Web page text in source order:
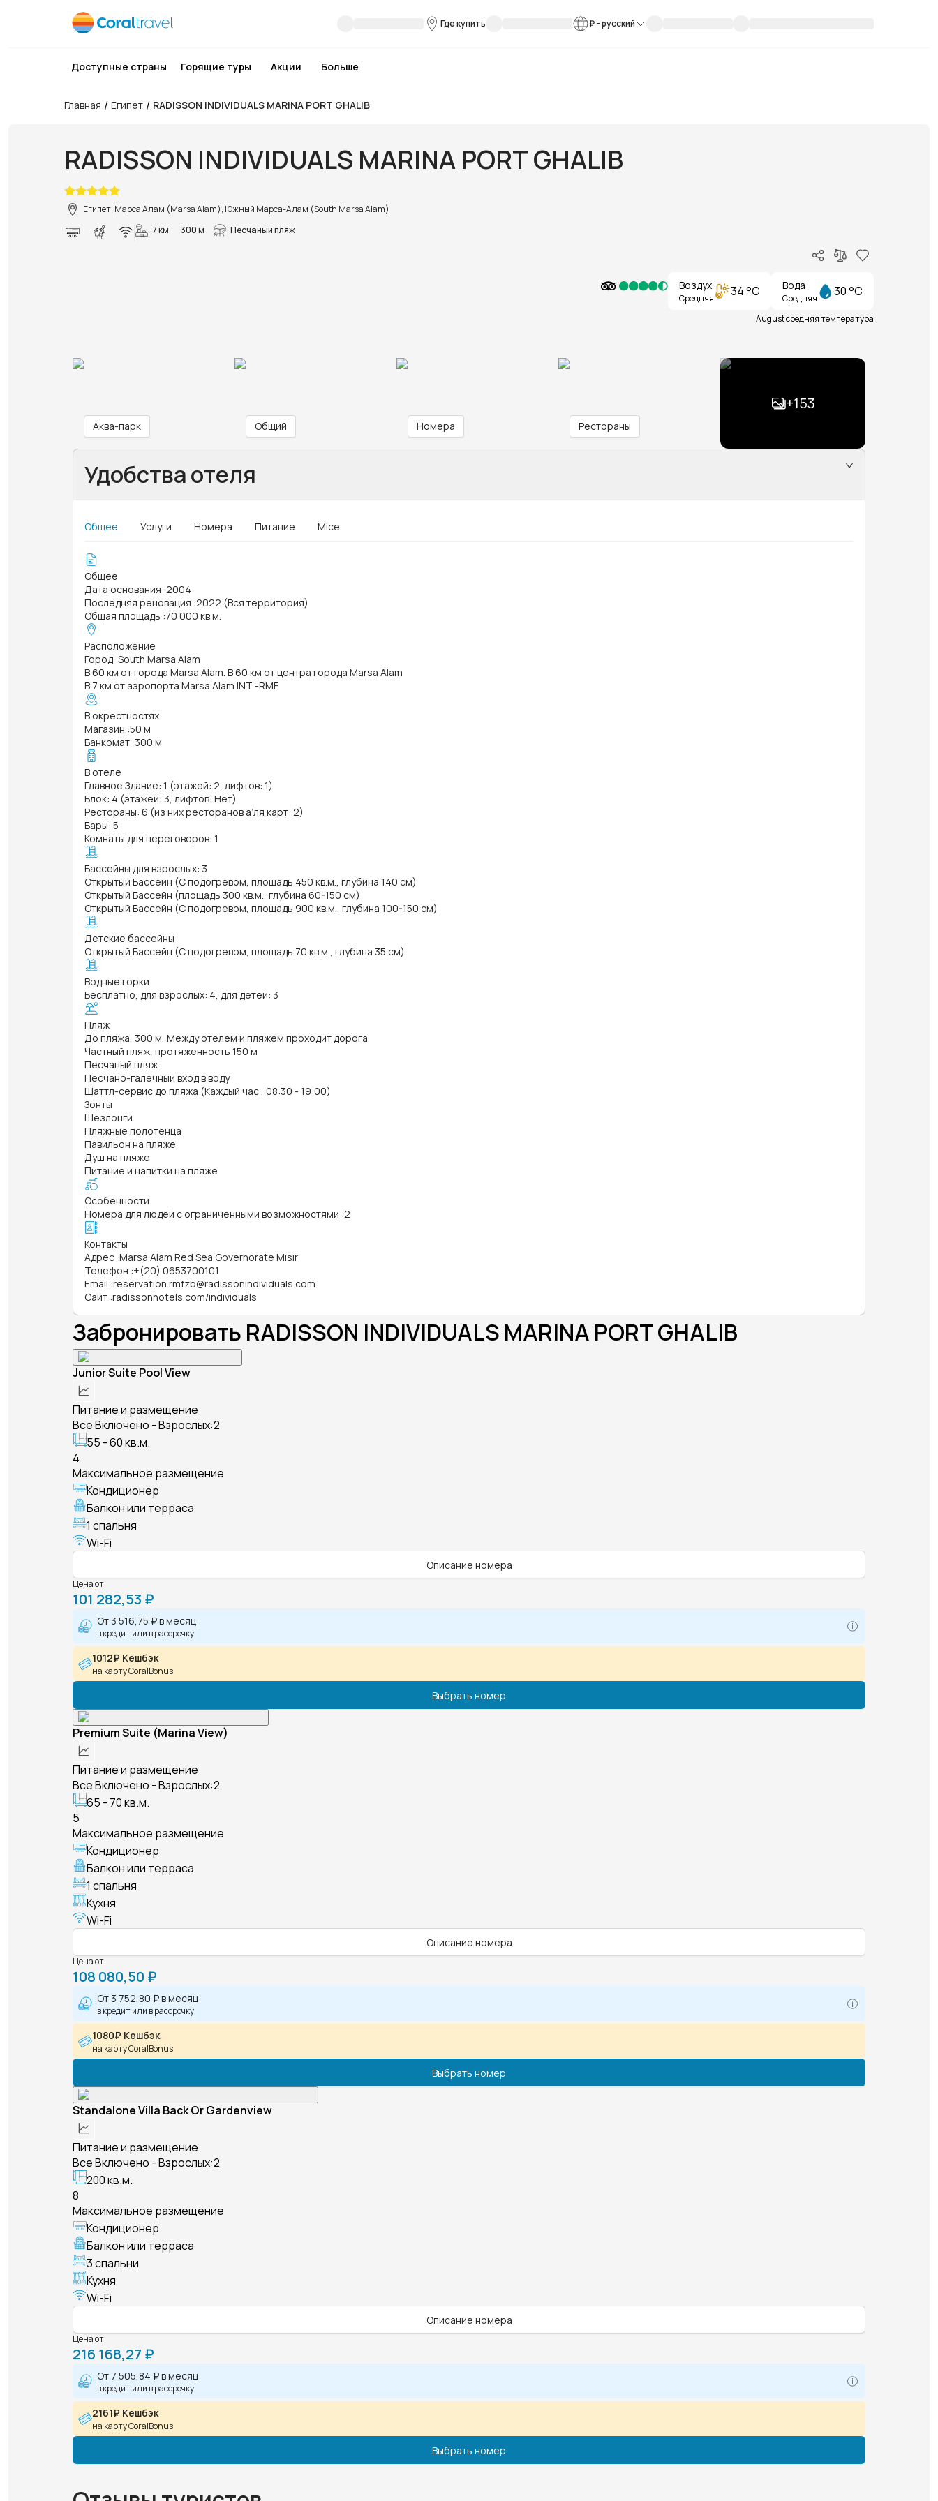
Где купить ₽-русский
Доступные страны Горящие туры Акции Больше
Главная / Египет / RADISSON INDIVIDUALS MARINA PORT GHALIB
RADISSON INDIVIDUALS MARINA PORT GHALIB
Египет, Марса Алам (Marsa Alam), Южный Марса-Алам (South Marsa Alam)
7 км
300 м Песчаный пляж
Воздух
Средняя 34 °C Вода
Средняя 30 °C
August средняя температура
Аква-парк Общий Номера Рестораны
+153
Удобства отеля
Общее Услуги Номера Питание Mice
Общее
Дата основания :2004
Последняя реновация :2022 (Вся территория)
Общая площадь :70 000 кв.м.
Расположение
Город :South Marsa Alam
В 60 км от города Marsa Alam. В 60 км от центра города Marsa Alam
В 7 км от аэропорта Marsa Alam INT -RMF
В окрестностях
Магазин :50 м
Банкомат :300 м
В отеле
Главное Здание: 1 (этажей: 2, лифтов: 1)
Блок: 4 (этажей: 3, лифтов: Нет)
Рестораны: 6 (из них ресторанов а’ля карт: 2)
Бары: 5
Комнаты для переговоров: 1
Бассейны для взрослых: 3
Открытый Бассейн (С подогревом, площадь 450 кв.м., глубина 140 см)
Открытый Бассейн (площадь 300 кв.м., глубина 60-150 см)
Открытый Бассейн (С подогревом, площадь 900 кв.м., глубина 100-150 см)
Детские бассейны
Открытый Бассейн (С подогревом, площадь 70 кв.м., глубина 35 см)
Водные горки
Бесплатно, для взрослых: 4, для детей: 3
Пляж
До пляжа, 300 м, Между отелем и пляжем проходит дорога
Частный пляж, протяженность 150 м
Песчаный пляж
Песчано-галечный вход в воду
Шаттл-сервис до пляжа (Каждый час , 08:30 - 19:00)
Зонты
Шезлонги
Пляжные полотенца
Павильон на пляже
Душ на пляже
Питание и напитки на пляже
Особенности
Номера для людей с ограниченными возможностями :2
Контакты
Адрес :Marsa Alam Red Sea Governorate Mısır
Телефон :+(20) 0653700101
Email :reservation.rmfzb@radissonindividuals.com
Сайт :radissonhotels.com/individuals
Забронировать RADISSON INDIVIDUALS MARINA PORT GHALIB
Junior Suite Pool View
Питание и размещение
Все Включено - Взрослых:2
55 - 60 кв.м.
4
Максимальное размещение
Кондиционер
Балкон или терраса
1 спальня
Wi-Fi
Описание номера
Цена от
101 282,53 ₽
От 3 516,75 ₽в месяц
в кредит или в рассрочку
1012₽ Кешбэк
на карту CoralBonus
Выбрать номер
Premium Suite (Marina View)
Питание и размещение
Все Включено - Взрослых:2
65 - 70 кв.м.
5
Максимальное размещение
Кондиционер
Балкон или терраса
1 спальня
Кухня
Wi-Fi
Описание номера
Цена от
108 080,50 ₽
От 3 752,80 ₽в месяц
в кредит или в рассрочку
1080₽ Кешбэк
на карту CoralBonus
Выбрать номер
Standalone Villa Back Or Gardenview
Питание и размещение
Все Включено - Взрослых:2
200 кв.м.
8
Максимальное размещение
Кондиционер
Балкон или терраса
3 спальни
Кухня
Wi-Fi
Описание номера
Цена от
216 168,27 ₽
От 7 505,84 ₽в месяц
в кредит или в рассрочку
2161₽ Кешбэк
на карту CoralBonus
Выбрать номер